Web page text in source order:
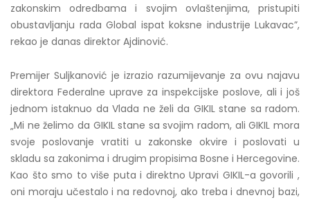
zakonskim odredbama i svojim ovlaštenjima, pristupiti
obustavljanju rada Global ispat koksne industrije Lukavac”,
rekao je danas direktor Ajdinović.
Premijer Suljkanović je izrazio razumijevanje za ovu najavu
direktora Federalne uprave za inspekcijske poslove, ali i još
jednom istaknuo da Vlada ne želi da GIKIL stane sa radom.
„Mi ne želimo da GIKIL stane sa svojim radom, ali GIKIL mora
svoje poslovanje vratiti u zakonske okvire i poslovati u
skladu sa zakonima i drugim propisima Bosne i Hercegovine.
Kao što smo to više puta i direktno Upravi GIKIL-a govorili ,
oni moraju učestalo i na redovnoj, ako treba i dnevnoj bazi,